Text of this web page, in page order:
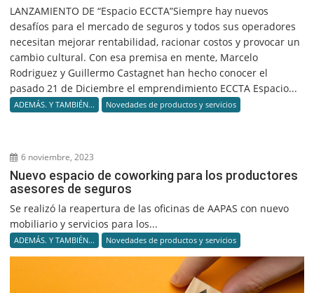
LANZAMIENTO DE “Espacio ECCTA”Siempre hay nuevos
desafíos para el mercado de seguros y todos sus operadores
necesitan mejorar rentabilidad, racionar costos y provocar un
cambio cultural. Con esa premisa en mente, Marcelo
Rodriguez y Guillermo Castagnet han hecho conocer el
pasado 21 de Diciembre el emprendimiento ECCTA Espacio...
ADEMÁS. Y TAMBIÉN... Novedades de productos y servicios
6 noviembre, 2023
Nuevo espacio de coworking para los productores
asesores de seguros
Se realizó la reapertura de las oficinas de AAPAS con nuevo
mobiliario y servicios para los...
ADEMÁS. Y TAMBIÉN... Novedades de productos y servicios